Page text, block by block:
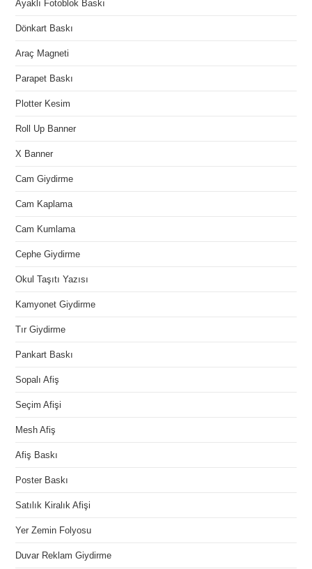
Ayaklı Fotoblok Baskı
Dönkart Baskı
Araç Magneti
Parapet Baskı
Plotter Kesim
Roll Up Banner
X Banner
Cam Giydirme
Cam Kaplama
Cam Kumlama
Cephe Giydirme
Okul Taşıtı Yazısı
Kamyonet Giydirme
Tır Giydirme
Pankart Baskı
Sopalı Afiş
Seçim Afişi
Mesh Afiş
Afiş Baskı
Poster Baskı
Satılık Kiralık Afişi
Yer Zemin Folyosu
Duvar Reklam Giydirme